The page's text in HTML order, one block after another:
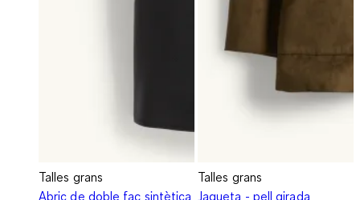
Talles grans
Abric de doble faç sintètica
Talles grans
Jaqueta - pell girada